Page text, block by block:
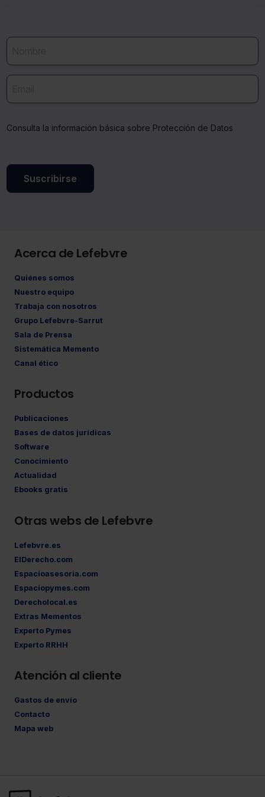
Saber más acerca de las cookies
Consulta la información básica sobre Protección de Datos
Suscribirse
Acerca de Lefebvre
Quiénes somos
Nuestro equipo
Trabaja con nosotros
Grupo Lefebvre-Sarrut
Sala de Prensa
Sistemática Memento
Canal ético
Productos
Publicaciones
Bases de datos jurídicas
Software
Conocimiento
Actualidad
Ebooks gratis
Otras webs de Lefebvre
Lefebvre.es
ElDerecho.com
Espacioasesoria.com
Espaciopymes.com
Derecholocal.es
Extras Mementos
Experto Pymes
Experto RRHH
Atención al cliente
Gastos de envío
Contacto
Mapa web